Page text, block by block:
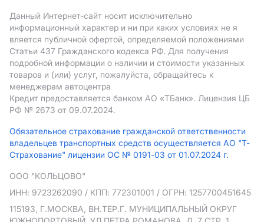
Данный Интернет-сайт носит исключительно
информационный характер и ни при каких условиях не я
вляется публичной офертой, определяемой положениями
Статьи 437 Гражданского кодекса РФ. Для получения
подробной информации о наличии и стоимости указанных
товаров и (или) услуг, пожалуйста, обращайтесь к
менеджерам автоцентра
Кредит предоставляется банком АO «ТБанк». Лицензия ЦБ
РФ № 2673 от 09.07.2024.
Обязательное страхование гражданской ответственности
владельцев транспортных средств осуществляется АО "Т-
Страхование" лицензии ОС № 0191-03 от 01.07.2024 г.
ООО "КОЛЬЦОВО"
ИНН: 9723262090 / КПП: 772301001 / ОГРН: 1257700451645
115193, Г.МОСКВА, ВН.ТЕР.Г. МУНИЦИПАЛЬНЫЙ ОКРУГ